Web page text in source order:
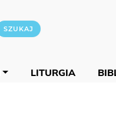
LITURGIA